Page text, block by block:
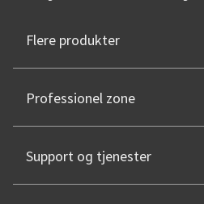
Flere produkter
Professionel zone
Support og tjenester